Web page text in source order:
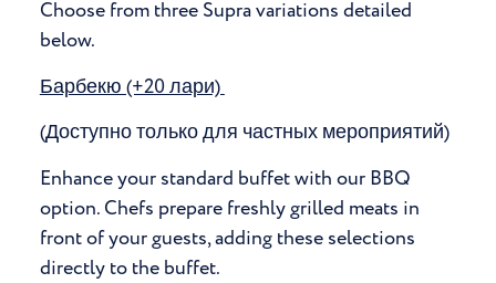
Choose from three Supra variations detailed
below.
Барбекю (+20 лари)
(Доступно только для частных мероприятий)
Enhance your standard buffet with our BBQ
option. Chefs prepare freshly grilled meats in
front of your guests, adding these selections
directly to the buffet.